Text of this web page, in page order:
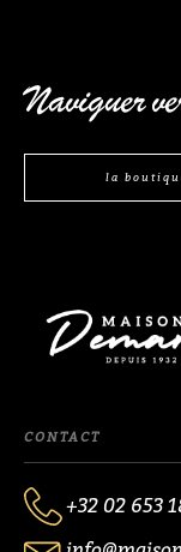
Naviguer
la
CONTACT
+32 02 653